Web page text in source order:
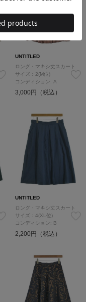
UNTITLED
ロング・マキシ丈スカート
サイズ：2(M位)
コンディション: A
3,000円（税込）
UNTITLED
ロング・マキシ丈スカート
サイズ：4(XL位)
コンディション: B
2,200円（税込）